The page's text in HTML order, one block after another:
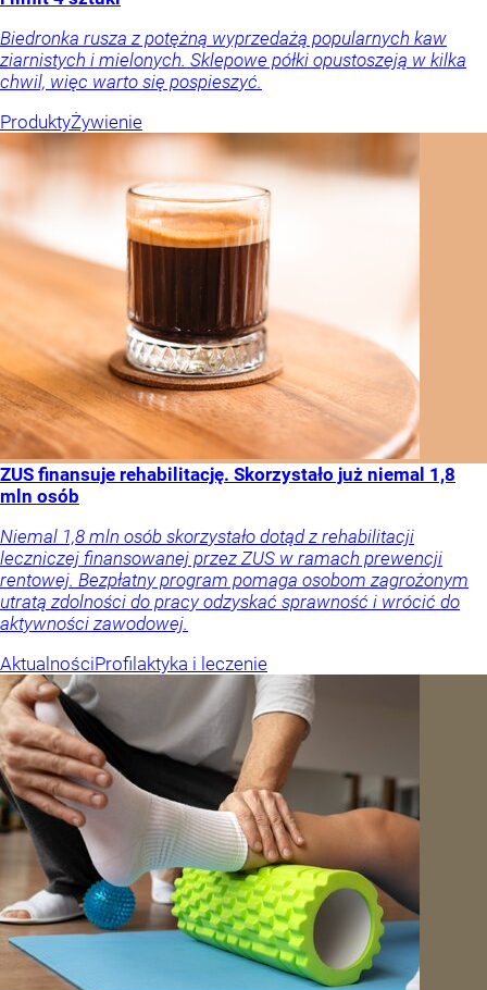
Biedronka rusza z potężną wyprzedażą popularnych kaw
ziarnistych i mielonych. Sklepowe półki opustoszeją w kilka
chwil, więc warto się pospieszyć.
ProduktyŻywienie
ZUS finansuje rehabilitację. Skorzystało już niemal 1,8
mln osób
Niemal 1,8 mln osób skorzystało dotąd z rehabilitacji
leczniczej finansowanej przez ZUS w ramach prewencji
rentowej. Bezpłatny program pomaga osobom zagrożonym
utratą zdolności do pracy odzyskać sprawność i wrócić do
aktywności zawodowej.
AktualnościProfilaktyka i leczenie